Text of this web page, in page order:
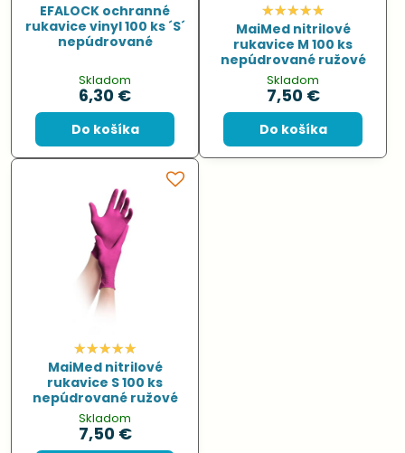
EFALOCK ochranné
rukavice vinyl 100 ks ´S´
nepúdrované
Skladom
6,30 €
Do košíka
MaiMed nitrilové
rukavice M 100 ks
nepúdrované ružové
Skladom
7,50 €
Do košíka
MaiMed nitrilové
rukavice S 100 ks
nepúdrované ružové
Skladom
7,50 €